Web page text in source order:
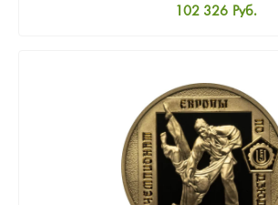
102 326 Руб.
Цена выкупа
90 233 Руб.